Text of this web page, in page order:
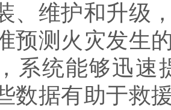
、维护和升级
预测火灾发生
系统能够迅速
数据有助于救